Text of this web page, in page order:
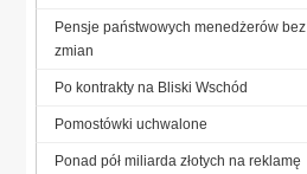
Pensje państwowych menedżerów bez
zmian
Po kontrakty na Bliski Wschód
Pomostówki uchwalone
Ponad pół miliarda złotych na reklamę